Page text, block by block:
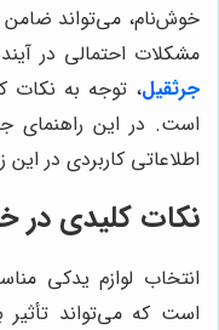
خوش‌نام، می‌تواند ضامن
مشکلات احتمالی در
جرثقیل، توجه به نکات
است. در این راهنمای
اطلاعاتی کاربردی در این
نکات کلیدی در
انتخاب لوازم یدکی
است که می‌تواند تأثیر